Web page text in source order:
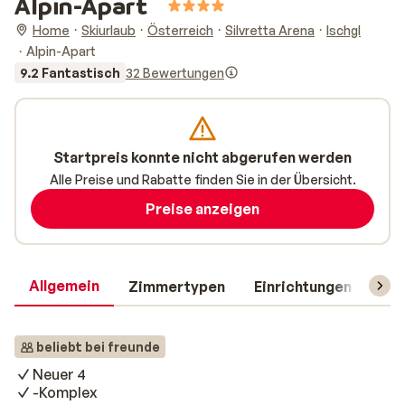
Home Skiurlaub Österreich Silvretta Arena
Ischgl
Alpin-Apart
9.2 Fantastisch 32 Bewertungen
Allgemein Zimmertypen Einrichtungen
beliebt bei freunde
Neuer 4
-Komplex
Startpreis konnte nicht abgerufen werden
Alle Preise und Rabatte finden Sie in der Übersicht.
Preise anzeigen